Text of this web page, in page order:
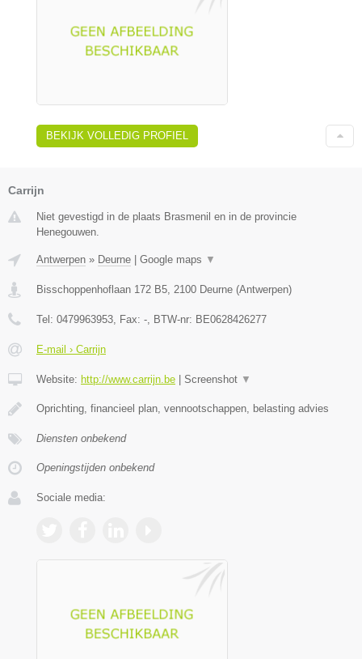
BEKIJK VOLLEDIG PROFIEL
Carrijn
Niet gevestigd in de plaats Brasmenil en in de provincie
Henegouwen.
Antwerpen » Deurne Google maps ▼
Bisschoppenhoflaan 172 B5 2100 Deurne (Antwerpen)
Tel: 0479963953 , Fax: - , BTW-nr: BE0628426277
E-mail › Carrijn
Website: http://www.carrijn.be Screenshot ▼
Oprichting, financieel plan, vennootschappen, belasting advies
Diensten onbekend
Openingstijden onbekend
Sociale media: